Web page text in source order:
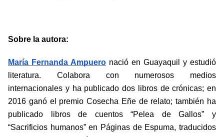
Sobre la autora:
María Fernanda Ampuero nació en Guayaquil y estudió
literatura. Colabora con numerosos medios
internacionales y ha publicado dos libros de crónicas; en
2016 ganó el premio Cosecha Eñe de relato; también ha
publicado libros de cuentos “Pelea de Gallos” y
“Sacrificios humanos” en Páginas de Espuma, traducidos